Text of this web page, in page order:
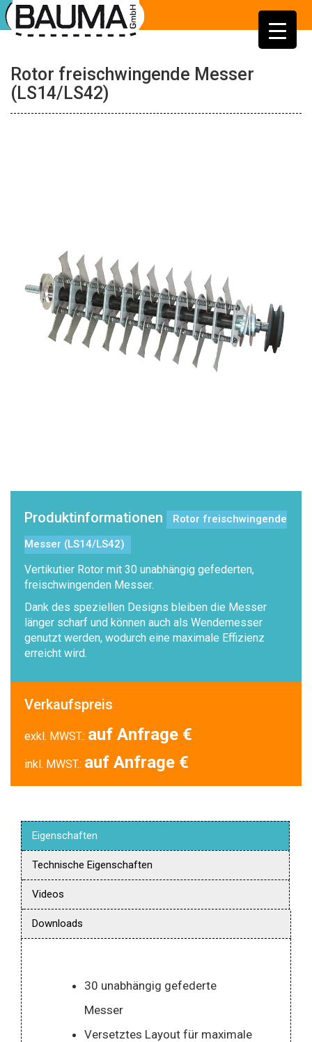
Rotor freischwingende Messer
(LS14/LS42)
Produktinformationen
Rotor freischwingende
Messer (LS14/LS42)
Vertikutier Rotor mit 30 unabhängig gefederten,
freischwingenden Messer.
Dank des speziellen Designs bleiben die Messer
länger scharf und können auch als Wendemesser
genutzt werden, wodurch eine maximale Effizienz
erreicht wird.
Verkaufspreis
exkl. MWST.: auf Anfrage €
inkl. MWST.: auf Anfrage €
Eigenschaften
Technische Eigenschaften
Videos
Downloads
30 unabhängig gefederte
Messer
Versetztes Layout für maximale